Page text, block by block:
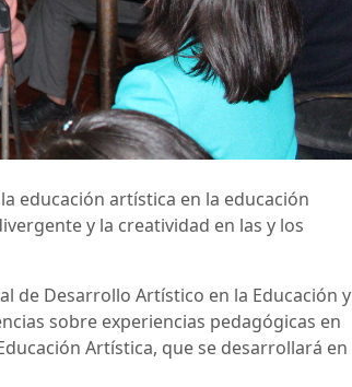
educación artística en la educación
y la creatividad en las y los
de Desarrollo Artístico en la Educación y
sobre experiencias pedagógicas en
Artística, que se desarrollará en